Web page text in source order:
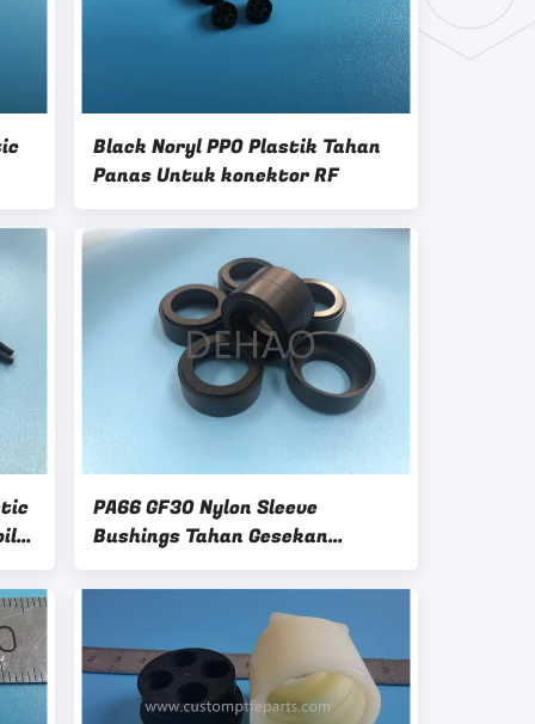
Black Noryl PPO Plastik Tahan
Panas Untuk konektor RF
PA66 GF30 Nylon Sleeve
Bushings Tahan Gesekan
Rendah